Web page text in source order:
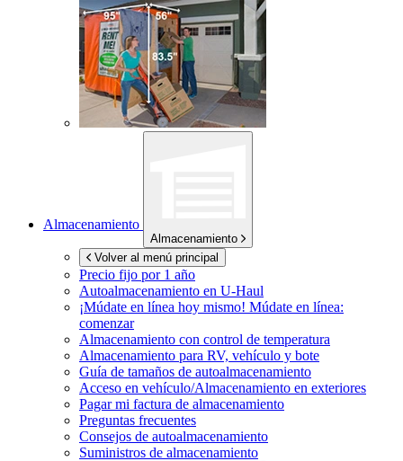
Almacenamiento
Almacenamiento
Volver al menú principal
Precio fijo por 1 año
Autoalmacenamiento en U-Haul
¡Múdate en línea hoy mismo! Múdate en línea:
comenzar
Almacenamiento con control de temperatura
Almacenamiento para RV, vehículo y bote
Guía de tamaños de autoalmacenamiento
Acceso en vehículo/Almacenamiento en exteriores
Pagar mi factura de almacenamiento
Preguntas frecuentes
Consejos de autoalmacenamiento
Suministros de almacenamiento